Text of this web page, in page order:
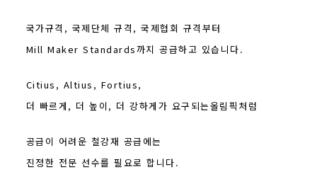
국가규격, 국제단체 규격, 국제협회 규격부터
Mill Maker Standards까지 공급하고 있습니다.
Citius, Altius, Fortius,
더 빠르게, 더 높이, 더 강하게가 요구되는올림픽처럼
공급이 어려운 철강재 공급에는
진정한 전문 선수를 필요로 합니다.